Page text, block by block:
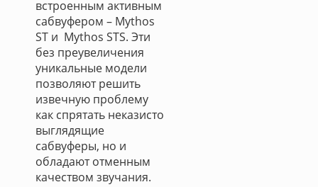
встроенным активным
сабвуфером – Mythos
ST и Mythos STS. Эти
без преувеличения
уникальные модели
позволяют решить
извечную проблему
как спрятать неказисто
выглядящие
сабвуферы, но и
обладают отменным
качеством звучания.